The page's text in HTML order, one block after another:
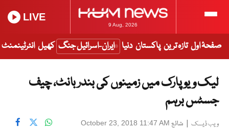
9 Aug, 2026
LIVE
صفحۂ اول تازہ ترین پاکستان دنیا ایران-اسرائیل جنگ کھیل انٹرٹینمنٹ
لیک ویو پارک میں زمینوں کی بندر بانٹ، چیف
جسٹس برہم
ویب ڈیسک | شائع October 23, 2018 11:47 AM